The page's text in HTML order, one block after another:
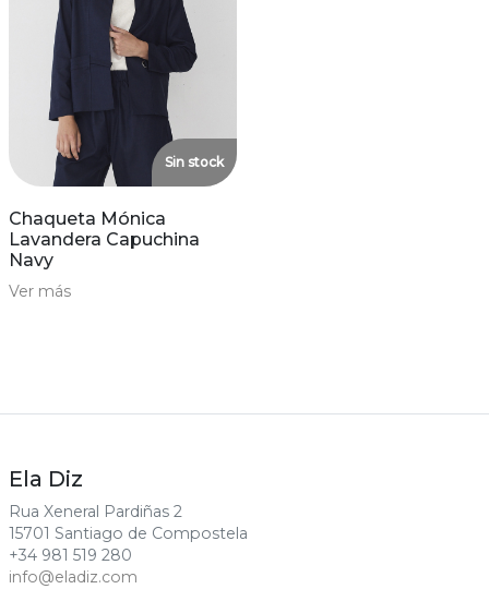
Sin stock
Chaqueta Mónica
Lavandera Capuchina
Navy
Ver más
Ela Diz
Rua Xeneral Pardiñas 2
15701 Santiago de Compostela
+34 981 519 280
info@eladiz.com